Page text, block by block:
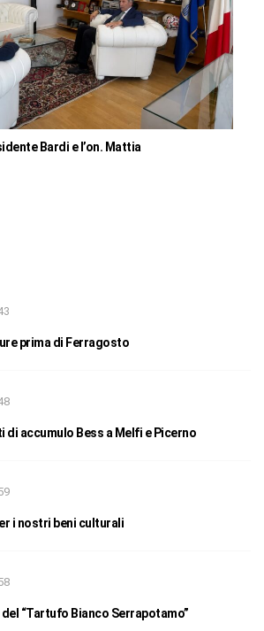
Bardi e l’on. Mattia
prima di Ferragosto
di accumulo Bess a Melfi e Picerno
i nostri beni culturali
“Tartufo Bianco Serrapotamo”